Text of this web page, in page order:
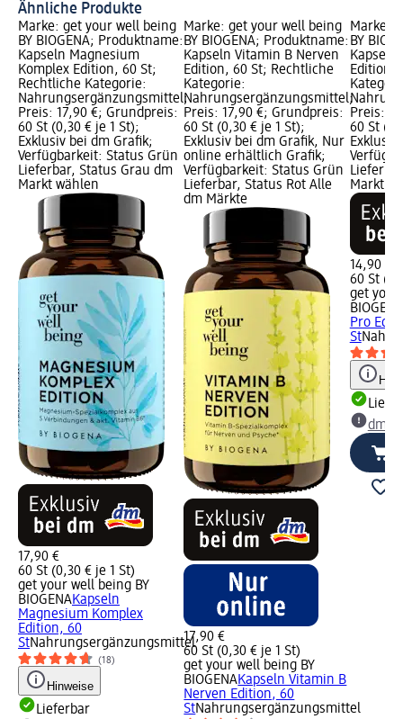
Ähnliche Produkte
Marke: get your well being
BY BIOGENA; Produktname:
Kapseln Magnesium
Komplex Edition, 60 St;
Rechtliche Kategorie:
Nahrungsergänzungsmittel;
Preis: 17,90 €; Grundpreis:
60 St (0,30 € je 1 St);
Exklusiv bei dm Grafik;
Verfügbarkeit: Status Grün
Lieferbar, Status Grau dm
Markt wählen
17,90 €
60 St (0,30 € je 1 St)
get your well being BY
BIOGENAKapseln
Magnesium Komplex
Edition, 60
StNahrungsergänzungsmittel
(18)
Hinweise
Lieferbar
Marke: get your well being
BY BIOGENA; Produktname:
Kapseln Vitamin B Nerven
Edition, 60 St; Rechtliche
Kategorie:
Nahrungsergänzungsmittel;
Preis: 17,90 €; Grundpreis:
60 St (0,30 € je 1 St);
Exklusiv bei dm Grafik, Nur
online erhältlich Grafik;
Verfügbarkeit: Status Grün
Lieferbar, Status Rot Alle
dm Märkte
17,90 €
60 St (0,30 € je 1 St)
get your well being BY
BIOGENAKapseln Vitamin B
Nerven Edition, 60
StNahrungsergänzungsmittel
Marke:
BY
Kapseln
Edition,
Preis:
60 St
Exklusiv
Markt
14,90 €
60 St
get your
BIOGENA
Pro
St
dm